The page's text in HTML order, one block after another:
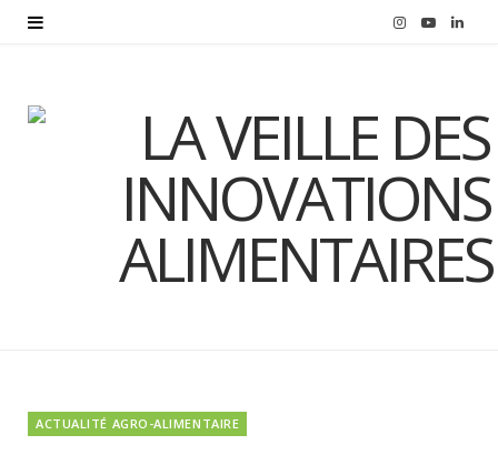
I
t
g
Y
T
u
b
L
k
e
d
ACTUALITÉ AGRO-ALIMENTAIRE